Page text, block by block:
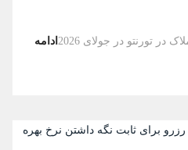
ادامه